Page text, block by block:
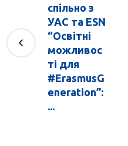
спільно з
УАС та ESN
“Освітні
можливос
ті для
#ErasmusG
eneration”:
...